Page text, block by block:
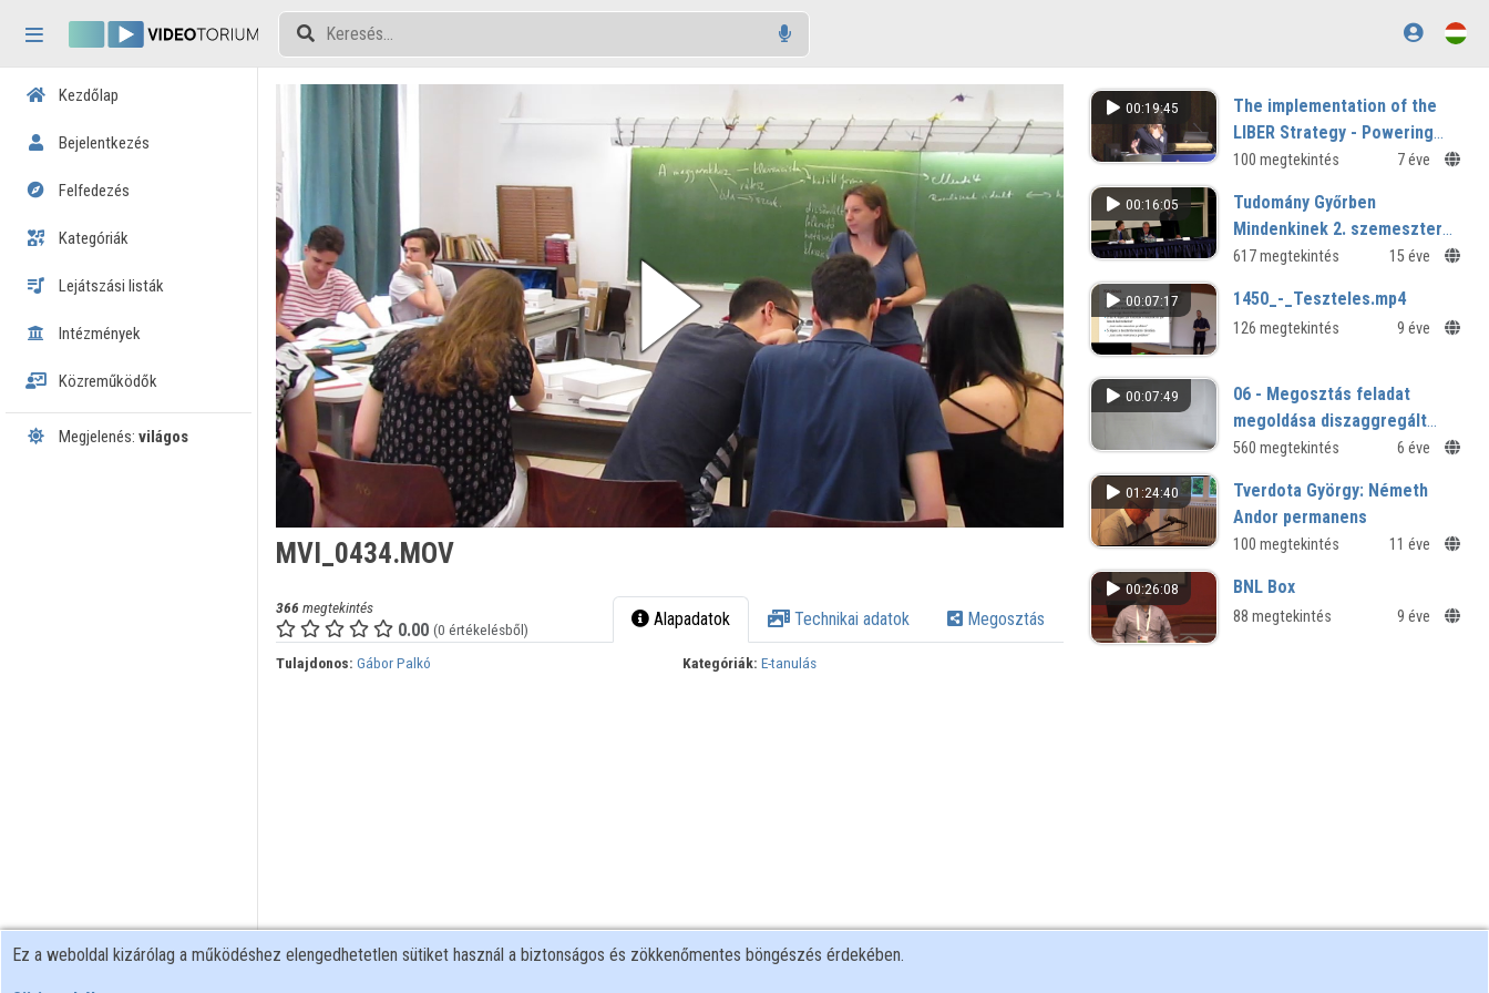
Tartalom kihagyása
Kezdőlap
Bejelentkezés
Felfedezés
Kategóriák
Lejátszási listák
Intézmények
Közreműködők
Megjelenés: világos
MVI_0434.MOV
366 megtekintés
0.00 (0 értékelésből) Alapadatok Technikai adatok Megosztás
Tulajdonos: Gábor Palkó Kategóriák: E-tanulás
00:19:45
The implementation of the
LIBER Strategy - Powering
Sustainable Knowledge in the
100 megtekintés 7 éve
00:16:05
Tudomány Győrben
Mindenkinek 2. szemeszter
megnyitó
617 megtekintés 15 éve
00:07:17 1450_-_Teszteles.mp4
126 megtekintés 9 éve
00:07:49
06 - Megosztás feladat
megoldása diszaggregált
modellel
560 megtekintés 6 éve
01:24:40
Tverdota György: Németh
Andor permanens
modernsége.flv
lapok szerkesztéstörténete
100 megtekintés 11 éve
00:26:08 BNL Box
88 megtekintés 9 éve
Ez a weboldal kizárólag a működéshez elengedhetetlen sütiket használ a biztonságos és zökkenőmentes böngészés érdekében.